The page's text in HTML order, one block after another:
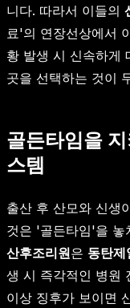
니다. 따라서 이들의
료'의 연장선상에서
황 발생 시 신속하게
곳을 선택하는 것이
골든타임을
스템
출산 후 산모와 신생
것은 '골든타임'을 놓
산후조리원은 동탄제
생 시 즉각적인 병원
이상 징후가 보이면